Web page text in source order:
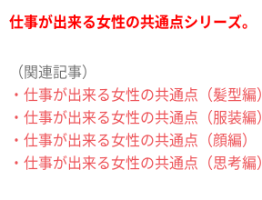
仕事が出来る女性の共通点シリーズ。
（関連記事）
・仕事が出来る女性の共通点（髪型編）
・仕事が出来る女性の共通点（服装編）
・仕事が出来る女性の共通点（顔編）
・仕事が出来る女性の共通点（思考編）